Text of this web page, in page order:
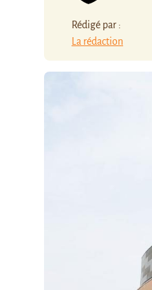
Rédigé par :
La rédaction